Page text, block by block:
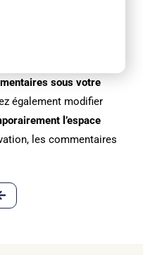
sous votre
également modifier
l’espace
les commentaires